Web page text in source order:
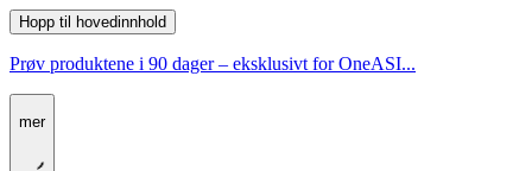
Hopp til hovedinnhold
Prøv produktene i 90 dager – eksklusivt for OneASI...
mer